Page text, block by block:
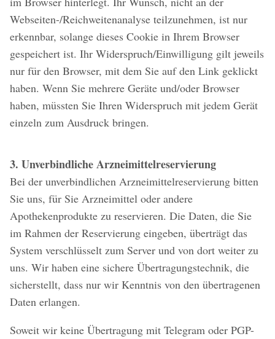
Webseiten-/Reichweitenanalyse teilzunehmen, ist nur
erkennbar, solange dieses Cookie in Ihrem Browser
gespeichert ist. Ihr Widerspruch/Einwilligung gilt jeweils
nur für den Browser, mit dem Sie auf den Link geklickt
haben. Wenn Sie mehrere Geräte und/oder Browser
haben, müssten Sie Ihren Widerspruch mit jedem Gerät
einzeln zum Ausdruck bringen.
3. Unverbindliche Arzneimittelreservierung
Bei der unverbindlichen Arzneimittelreservierung bitten
Sie uns, für Sie Arzneimittel oder andere
Apothekenprodukte zu reservieren. Die Daten, die Sie
im Rahmen der Reservierung eingeben, überträgt das
System verschlüsselt zum Server und von dort weiter zu
uns. Wir haben eine sichere Übertragungstechnik, die
sicherstellt, dass nur wir Kenntnis von den übertragenen
Daten erlangen.
Soweit wir keine Übertragung mit Telegram oder PGP-